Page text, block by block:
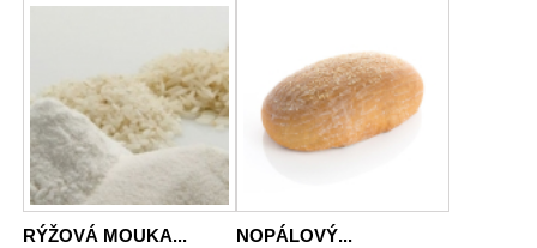
RÝŽOVÁ MOUKA... NOPÁLOVÝ...